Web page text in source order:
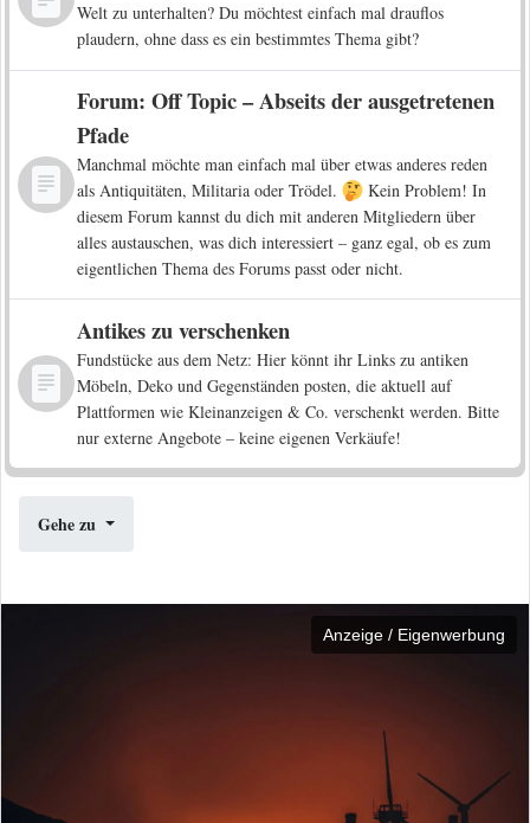
Welt zu unterhalten? Du möchtest einfach mal drauflos
plaudern, ohne dass es ein bestimmtes Thema gibt?
Forum: Off Topic – Abseits der ausgetretenen
Pfade
Manchmal möchte man einfach mal über etwas anderes reden
als Antiquitäten, Militaria oder Trödel.
Kein Problem! In
diesem Forum kannst du dich mit anderen Mitgliedern über
alles austauschen, was dich interessiert – ganz egal, ob es zum
eigentlichen Thema des Forums passt oder nicht.
Antikes zu verschenken
Fundstücke aus dem Netz: Hier könnt ihr Links zu antiken
Möbeln, Deko und Gegenständen posten, die aktuell auf
Plattformen wie Kleinanzeigen & Co. verschenkt werden. Bitte
nur externe Angebote – keine eigenen Verkäufe!
Gehe zu
Anzeige / Eigenwerbung